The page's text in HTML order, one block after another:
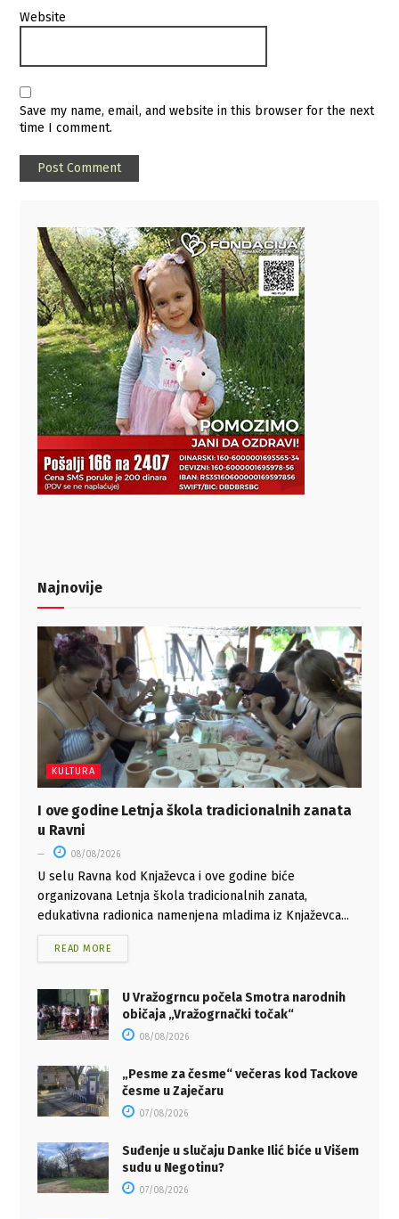
Website
Save my name, email, and website in this browser for the next
time I comment.
Najnovije
KULTURA
I ove godine Letnja škola tradicionalnih zanata
u Ravni
08/08/2026
U selu Ravna kod Knjaževca i ove godine biće
organizovana Letnja škola tradicionalnih zanata,
edukativna radionica namenjena mladima iz Knjaževca...
READ MORE
U Vražogrncu počela Smotra narodnih
običaja „Vražogrnački točak“
08/08/2026
„Pesme za česme“ večeras kod Tackove
česme u Zaječaru
07/08/2026
Suđenje u slučaju Danke Ilić biće u Višem
sudu u Negotinu?
07/08/2026